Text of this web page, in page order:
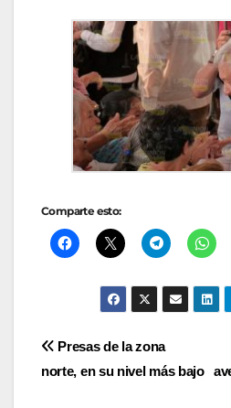
Comparte esto:
Navegación
de
Presas de la zona
norte, en su nivel más bajo